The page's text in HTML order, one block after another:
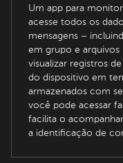
Um app para
acesse todos os
mensagens –
em grupo e
visualizar registros
do dispositivo em
armazenados com
você pode acessar
facilita o
a identificação de